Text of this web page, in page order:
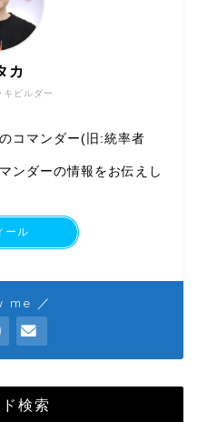
キビルダー
カ
コマンダー(旧:統率者
ンダーの情報をお伝えし
ール
me ／
検索